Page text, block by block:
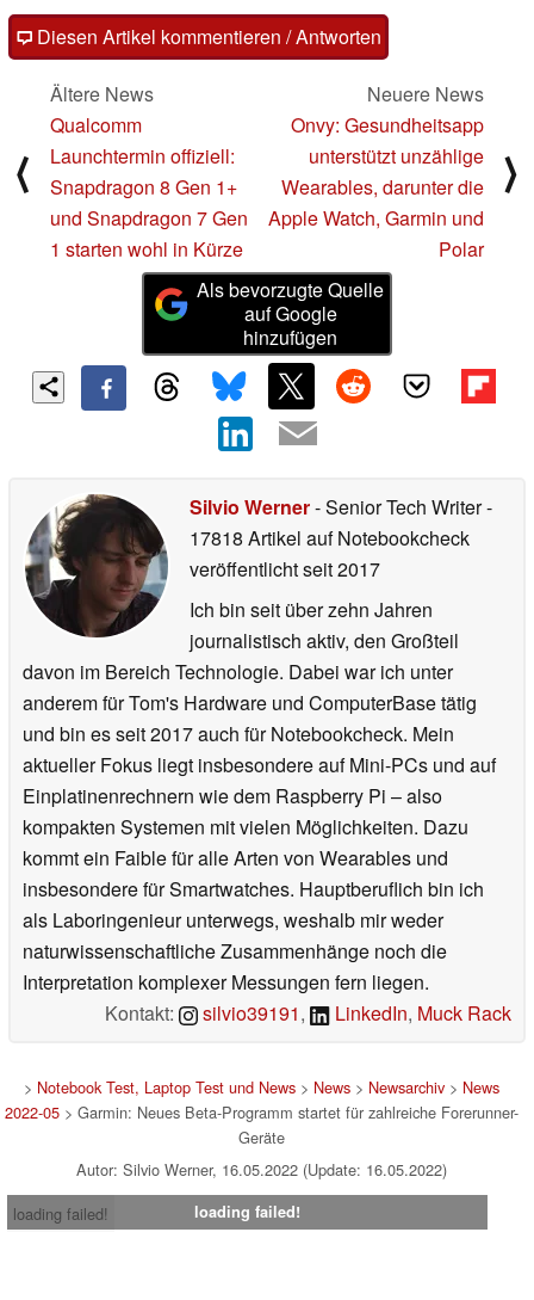
Diesen Artikel kommentieren / Antworten
⟨
Ältere News
Qualcomm
Launchtermin offiziell:
Snapdragon 8 Gen 1+
und Snapdragon 7 Gen
1 starten wohl in Kürze
Neuere News
Onvy: Gesundheitsapp
unterstützt unzählige
Wearables, darunter die
Apple Watch, Garmin und
Polar
⟩
Als bevorzugte Quelle
auf Google
hinzufügen
Silvio Werner- Senior Tech Writer-
17818 Artikel auf Notebookcheck
veröffentlichtseit 2017
Ich bin seit über zehn Jahren
journalistisch aktiv, den Großteil
davon im Bereich Technologie. Dabei war ich unter
anderem für Tom's Hardware und ComputerBase tätig
und bin es seit 2017 auch für Notebookcheck. Mein
aktueller Fokus liegt insbesondere auf Mini-PCs und auf
Einplatinenrechnern wie dem Raspberry Pi – also
kompakten Systemen mit vielen Möglichkeiten. Dazu
kommt ein Faible für alle Arten von Wearables und
insbesondere für Smartwatches. Hauptberuflich bin ich
als Laboringenieur unterwegs, weshalb mir weder
naturwissenschaftliche Zusammenhänge noch die
Interpretation komplexer Messungen fern liegen.
Kontakt:
silvio39191, LinkedIn, Muck Rack
> Notebook Test, Laptop Test und News> News> Newsarchiv> News
2022-05> Garmin: Neues Beta-Programm startet für zahlreiche Forerunner-
Geräte
Autor: Silvio Werner, 16.05.2022 (Update: 16.05.2022)
loading failed!
loading failed!